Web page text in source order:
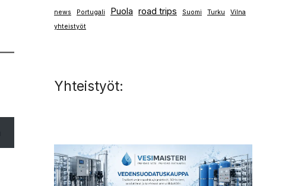
news Portugali Puola road trips Suomi Turku
Vilna
yhteistyöt
Yhteistyöt: